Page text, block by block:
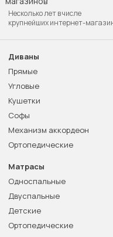
Несколько лет в числе
крупнейших интернет-
Диваны
Прямые
Угловые
Кушетки
Софы
Механизм аккордеон
Ортопедические
Матрасы
Односпальные
Двуспальные
Детские
Ортопедические